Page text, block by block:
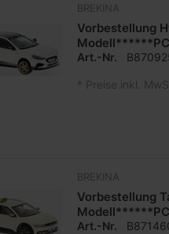
BREKINA
Vorbestellung
Art.-Nr.
* Preise inkl.
BREKINA
Vorbestellung
Art.-Nr.